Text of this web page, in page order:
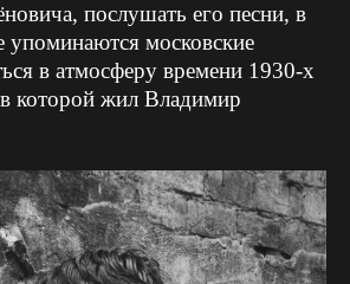
послушать его песни, в
упоминаются московские
в атмосферу времени 1930-х
которой жил Владимир